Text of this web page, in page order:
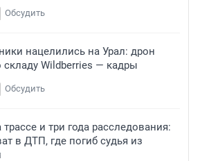
Обсудить
нацелились на Урал: дрон
складу Wildberries — кадры
Обсудить
и три года расследования:
в ДТП, где погиб судья из